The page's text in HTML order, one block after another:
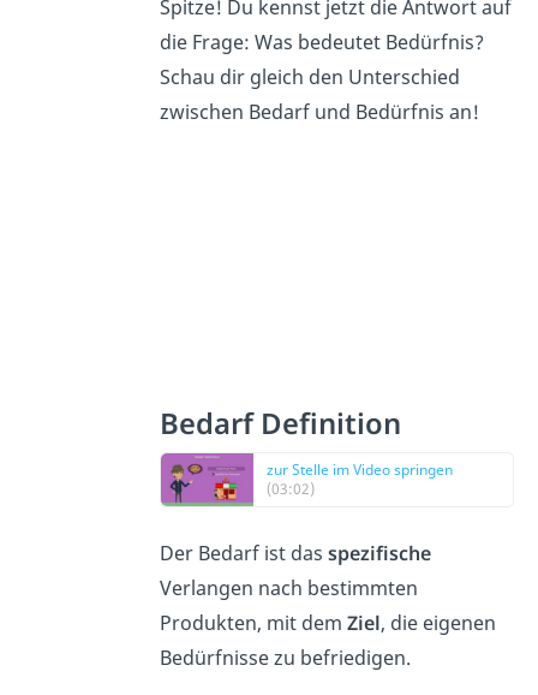
Spitze! Du kennst jetzt die Antwort auf
die Frage: Was bedeutet Bedürfnis?
Schau dir gleich den Unterschied
zwischen Bedarf und Bedürfnis an!
Bedarf Definition
zur Stelle im Video springen
(03:02)
Der Bedarf ist dasspezifische
Verlangen nach bestimmten
Produkten, mit demZiel, die eigenen
Bedürfnisse zu befriedigen.